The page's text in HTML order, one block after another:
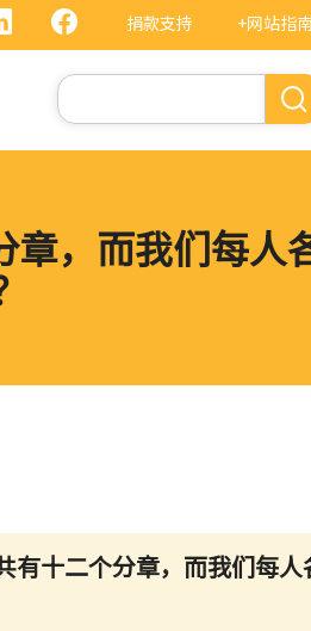
捐款支持 +网站指
搜
索
章，而我们每人
有十二个分章，而我们每人